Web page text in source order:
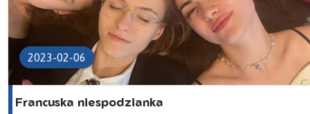
2023-02-06
Francuska niespodzianka